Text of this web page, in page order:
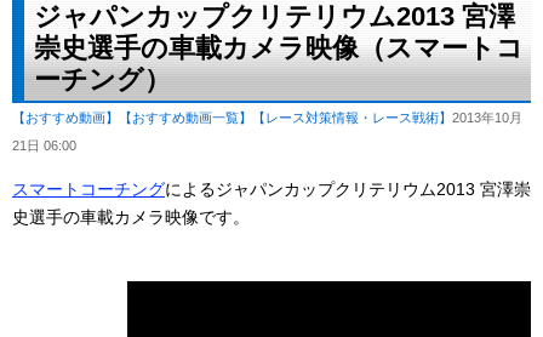
ジャパンカップクリテリウム2013 宮澤
崇史選手の車載カメラ映像（スマートコ
ーチング）
【おすすめ動画】 【おすすめ動画一覧】 【レース対策情報・レース戦術】 2013年10月
21日 06:00
スマートコーチングによるジャパンカップクリテリウム2013 宮澤崇
史選手の車載カメラ映像です。